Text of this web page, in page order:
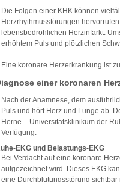
Die Folgen einer KHK können
Herzrhythmusstörungen
lebensbedrohlichen Herzinfarkt.
erhöhtem Puls und plötzlichen
Eine koronare Herzerkrankung ist
einer koronaren
Nach der Anamnese, dem
Puls und hört Herz und Lunge ab.
Herne – Universitätsklinikum der
Verfügung.
EKG und Belastungs-EKG
Bei Verdacht auf eine koronare
aufgezeichnet wird. Dieses EKG
eine Durchblutungsstörung sichtbar